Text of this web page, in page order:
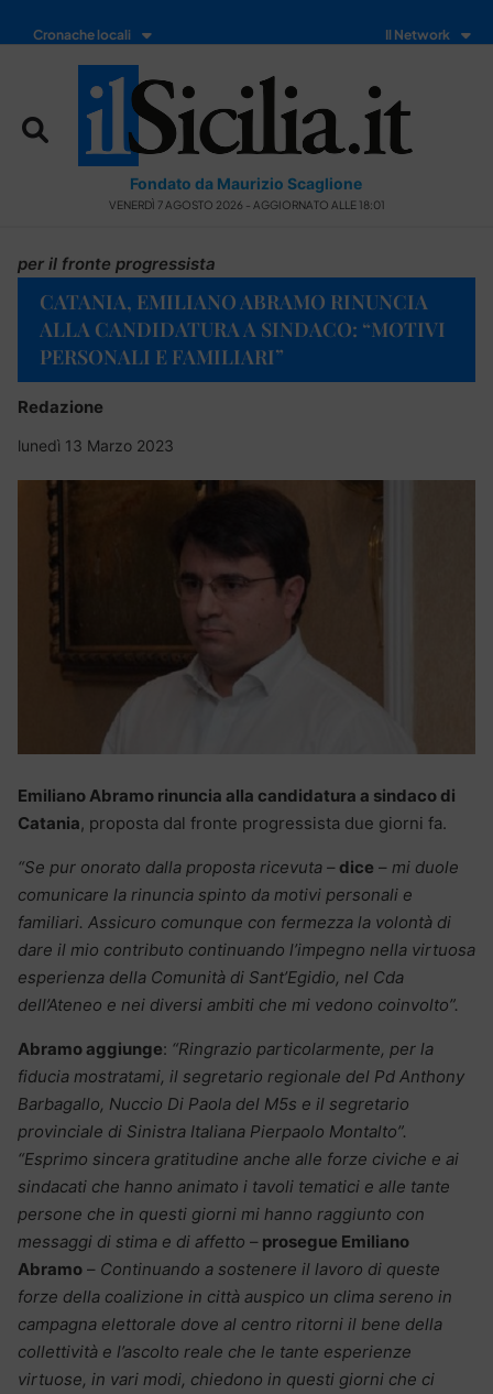
Cronache locali Il Network
Fondato da Maurizio Scaglione
VENERDÌ 7 AGOSTO 2026 - AGGIORNATO ALLE 18:01
per il fronte progressista
CATANIA, EMILIANO ABRAMO RINUNCIA
ALLA CANDIDATURA A SINDACO: “MOTIVI
PERSONALI E FAMILIARI”
Redazione
lunedì 13 Marzo 2023
Emiliano Abramo rinuncia alla candidatura a sindaco di
Catania, proposta dal fronte progressista due giorni fa.
“Se pur onorato dalla proposta ricevuta – dice – mi duole
comunicare la rinuncia spinto da motivi personali e
familiari. Assicuro comunque con fermezza la volontà di
dare il mio contributo continuando l’impegno nella virtuosa
esperienza della Comunità di Sant’Egidio, nel Cda
dell’Ateneo e nei diversi ambiti che mi vedono coinvolto”.
Abramo aggiunge: “Ringrazio particolarmente, per la
fiducia mostratami, il segretario regionale del Pd Anthony
Barbagallo, Nuccio Di Paola del M5s e il segretario
provinciale di Sinistra Italiana Pierpaolo Montalto”.
“Esprimo sincera gratitudine anche alle forze civiche e ai
sindacati che hanno animato i tavoli tematici e alle tante
persone che in questi giorni mi hanno raggiunto con
messaggi di stima e di affetto – prosegue Emiliano
Abramo – Continuando a sostenere il lavoro di queste
forze della coalizione in città auspico un clima sereno in
campagna elettorale dove al centro ritorni il bene della
collettività e l’ascolto reale che le tante esperienze
virtuose, in vari modi, chiedono in questi giorni che ci